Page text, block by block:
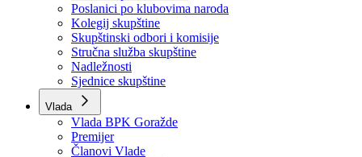
Skupština BPK Goražde
Rukovodstvo
Poslanici po strankama
Poslanici po klubovima naroda
Kolegij skupštine
Skupštinski odbori i komisije
Stručna služba skupštine
Nadležnosti
Sjednice skupštine
Vlada